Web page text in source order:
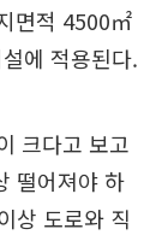
면적 4500㎡
에 적용된다.
크다고 보고
떨어져야 하
상 도로와 직